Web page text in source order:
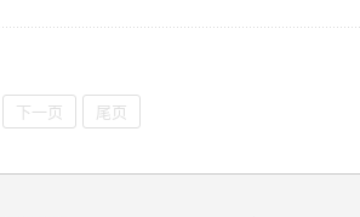
下一页 尾页